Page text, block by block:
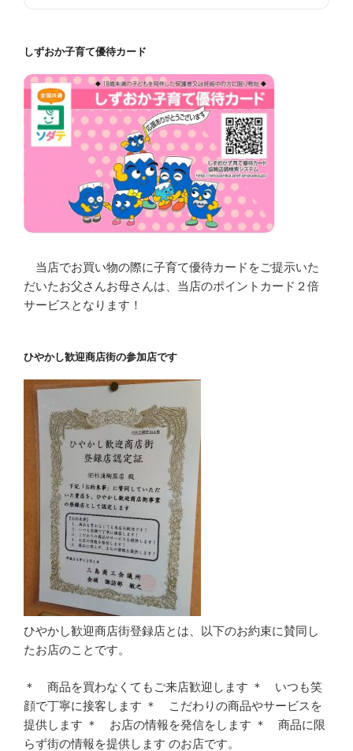
しずおか子育て優待カード
当店でお買い物の際に子育て優待カードをご提示いた
だいたお父さんお母さんは、当店のポイントカード２倍
サービスとなります！
ひやかし歓迎商店街の参加店です
ひやかし歓迎商店街登録店とは、以下のお約束に賛同し
たお店のことです。
＊ 商品を買わなくてもご来店歓迎します ＊ いつも笑
顔で丁寧に接客します ＊ こだわりの商品やサービスを
提供します ＊ お店の情報を発信をします ＊ 商品に限
らず街の情報を提供します のお店です。